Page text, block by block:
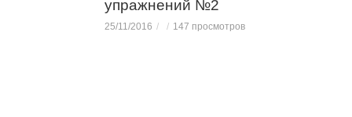
упражнений №2
25/11/2016 147 просмотров